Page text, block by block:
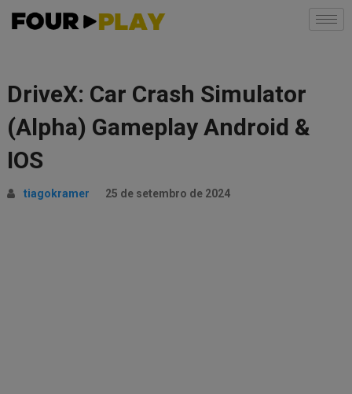
DriveX: Car Crash Simulator
(Alpha) Gameplay Android &
IOS
tiagokramer 25 de setembro de 2024